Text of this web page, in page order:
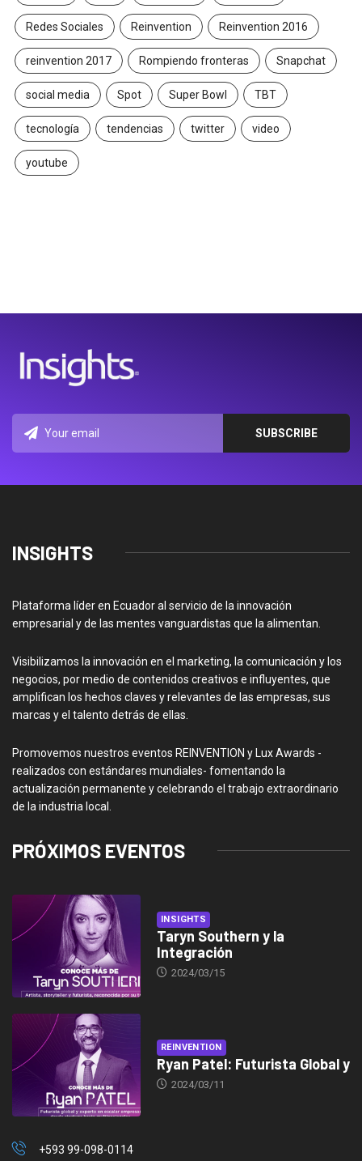
Redes Sociales Reinvention Reinvention 2016
reinvention 2017 Rompiendo fronteras Snapchat
social media Spot Super Bowl TBT
tecnología tendencias twitter video
youtube
INSIGHTS
Plataforma líder en Ecuador al servicio de la innovación
empresarial y de las mentes vanguardistas que la alimentan.
Visibilizamos la innovación en el marketing, la comunicación y los
negocios, por medio de contenidos creativos e influyentes, que
amplifican los hechos claves y relevantes de las empresas, sus
marcas y el talento detrás de ellas.
Promovemos nuestros eventos REINVENTION y Lux Awards -
realizados con estándares mundiales- fomentando la
actualización permanente y celebrando el trabajo extraordinario
de la industria local.
PRÓXIMOS EVENTOS
INSIGHTS
Taryn Southern y la
Integración
2024/03/15
REINVENTION
Ryan Patel: Futurista Global y
2024/03/11
+593 99-098-0114